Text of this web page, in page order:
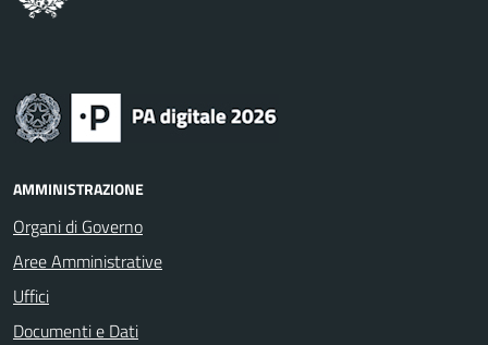
AMMINISTRAZIONE
Organi di Governo
Aree Amministrative
Uffici
Documenti e Dati